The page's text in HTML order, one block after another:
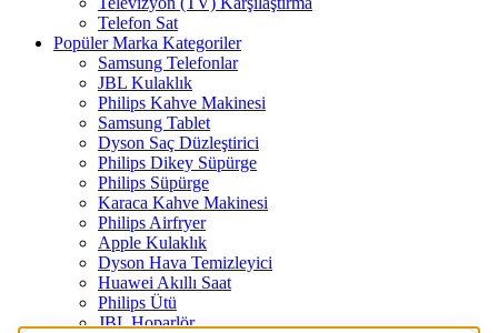
Telefon Sat
Popüler Marka Kategoriler
Samsung Telefonlar
JBL Kulaklık
Philips Kahve Makinesi
Samsung Tablet
Dyson Saç Düzleştirici
Philips Dikey Süpürge
Philips Süpürge
Karaca Kahve Makinesi
Philips Airfryer
Apple Kulaklık
Dyson Hava Temizleyici
Huawei Akıllı Saat
Philips Ütü
JBL Hoparlör